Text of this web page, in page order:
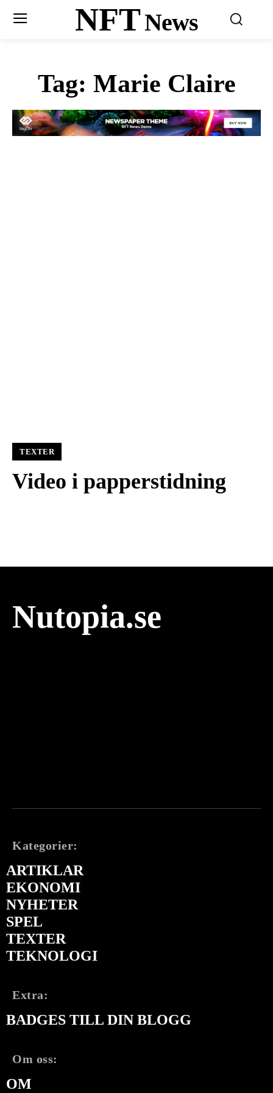
NFTNews
Tag: Marie Claire
TEXTER
Video i papperstidning
Nutopia.se
Kategorier:
ARTIKLAR
EKONOMI
NYHETER
SPEL
TEXTER
TEKNOLOGI
Extra:
BADGES TILL DIN BLOGG
Om oss:
OM